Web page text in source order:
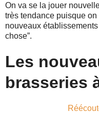
On va se la jouer
très tendance puisque
nouveaux
chose”.
Les
brasseries